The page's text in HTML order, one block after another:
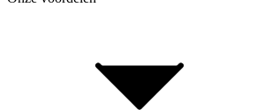
Voor retailers & merken: B2B Informatie